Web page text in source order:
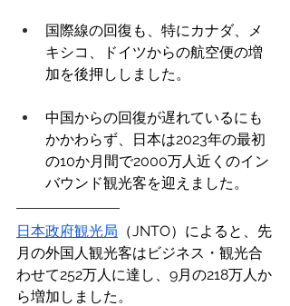
国際線の回復も、特にカナダ、メ
キシコ、ドイツからの航空便の増
加を後押ししました。
中国からの回復が遅れているにも
かかわらず、日本は2023年の最初
の10か月間で2000万人近くのイン
バウンド観光客を迎えました。
日本政府観光局 （JNTO）によると、先
月の外国人観光客はビジネス・観光合
わせて252万人に達し、9月の218万人か
ら増加しました。